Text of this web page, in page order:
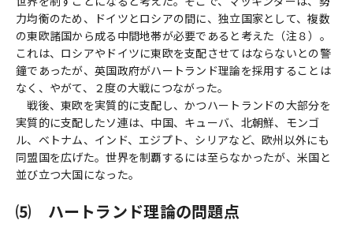
力均衡のため、ドイツとロシアの間に、独立国家として、複数
の東欧諸国から成る中間地帯が必要であると考えた（注８）。
これは、ロシアやドイツに東欧を支配させてはならないとの警
鐘であったが、英国政府がハートランド理論を採用することは
なく、やがて、２度の大戦につながった。
戦後、東欧を実質的に支配し、かつハートランドの大部分を
実質的に支配したソ連は、中国、キューバ、北朝鮮、モンゴ
ル、ベトナム、インド、エジプト、シリアなど、欧州以外にも
同盟国を広げた。世界を制覇するには至らなかったが、米国と
並び立つ大国になった。
⑸ ハートランド理論の問題点